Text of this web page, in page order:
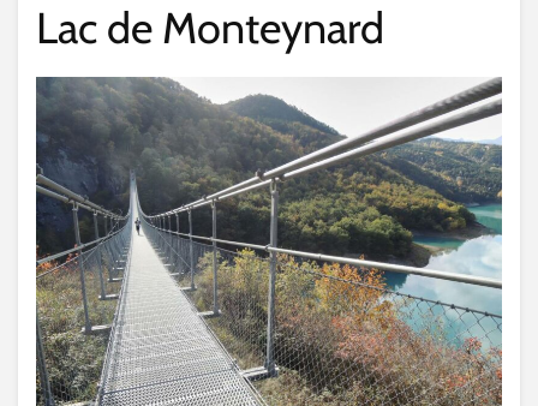
Lac de Monteynard